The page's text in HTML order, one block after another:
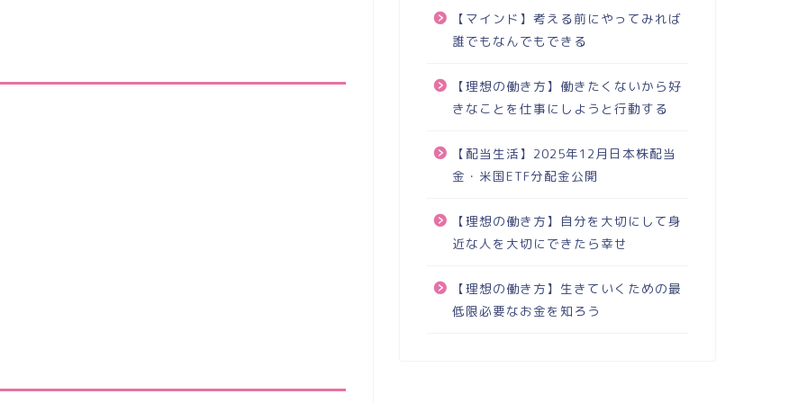
【マインド】考える前にやってみれば
誰でもなんでもできる
【理想の働き方】働きたくないから好
きなことを仕事にしようと行動する
【配当生活】2025年12月日本株配当
金・米国ETF分配金公開
【理想の働き方】自分を大切にして身
近な人を大切にできたら幸せ
【理想の働き方】生きていくための最
低限必要なお金を知ろう